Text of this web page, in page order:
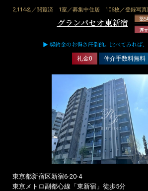
2,114名／閲覧済 1室／募集中住居 106枚／登録写
グランパセオ東新宿
築5
還
▶ 契約金のお得さ圧倒的。比べてみれば
礼金0 仲介手数料無料
東京都新宿区新宿6-20-4
東京メトロ副都心線「東新宿」徒歩5分